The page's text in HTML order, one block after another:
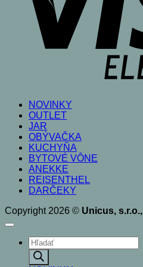
NOVINKY
OUTLET
JAR
OBÝVAČKA
KUCHYŇA
BYTOVÉ VÔNE
ANEKKE
REISENTHEL
DARČEKY
Copyright 2026 © Unicus, s.r.o.,
Products
search